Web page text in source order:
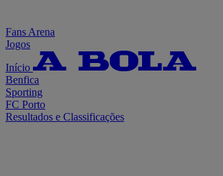
Fans Arena
Jogos
Início
Benfica
Sporting
FC Porto
Resultados e Classificações